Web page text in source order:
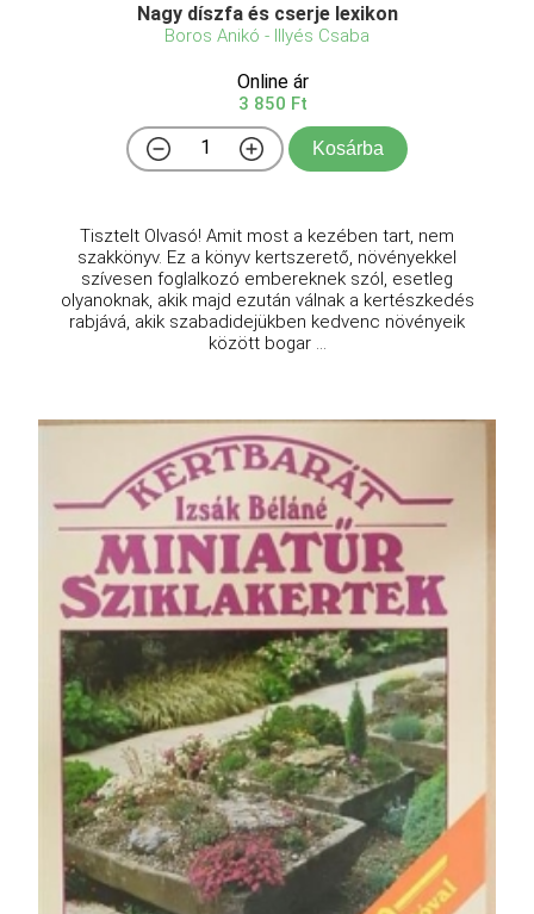
Nagy díszfa és cserje lexikon
Boros Anikó - Illyés Csaba
Online ár
3 850 Ft
Kosárba
Tisztelt Olvasó! Amit most a kezében tart, nem
szakkönyv. Ez a könyv kertszerető, növényekkel
szívesen foglalkozó embereknek szól, esetleg
olyanoknak, akik majd ezután válnak a kertészkedés
rabjává, akik szabadidejükben kedvenc növényeik
között bogar ...